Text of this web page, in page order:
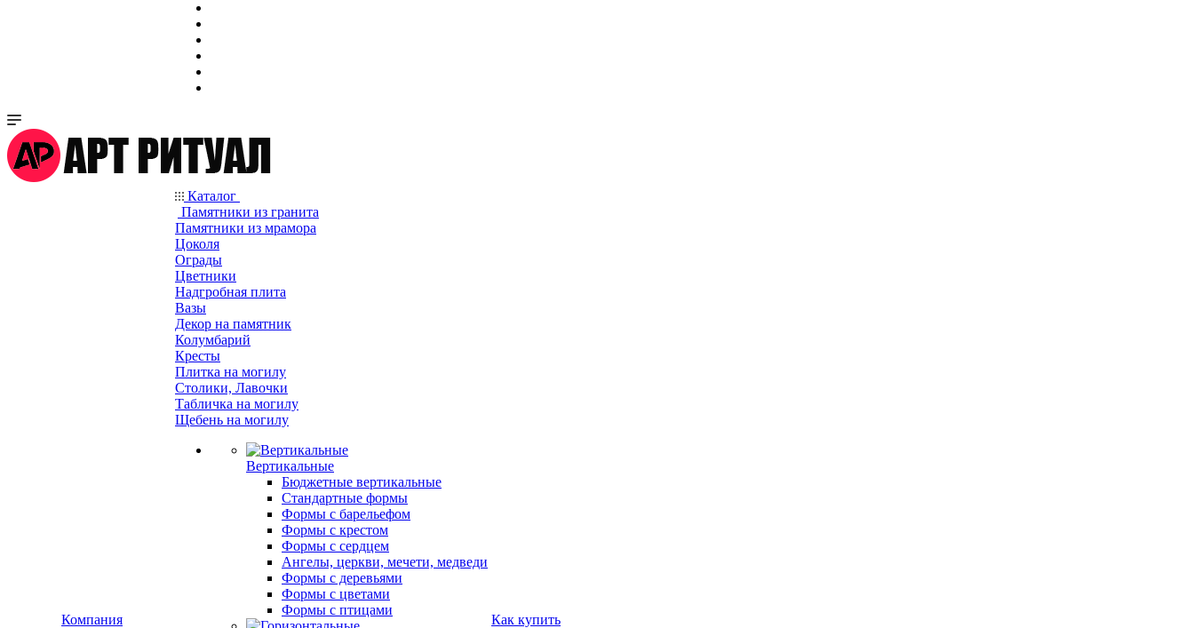
Компания
Каталог
Памятники из гранита
Памятники из мрамора
Цоколя
Ограды
Цветники
Надгробная плита
Вазы
Декор на памятник
Колумбарий
Кресты
Плитка на могилу
Столики, Лавочки
Табличка на могилу
Щебень на могилу
Вертикальные
Бюджетные вертикальные
Стандартные формы
Формы с барельефом
Формы с крестом
Формы с сердцем
Ангелы, церкви, мечети, медведи
Формы с деревьями
Формы с цветами
Формы с птицами
Как купить